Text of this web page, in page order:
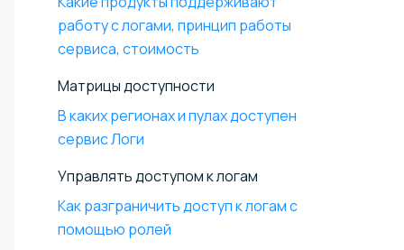
работу с логами, принцип работы
сервиса, стоимость
Матрицы доступности
В каких регионах и пулах доступен
сервис Логи
Управлять доступом к логам
Как разграничить доступ к логам с
помощью ролей